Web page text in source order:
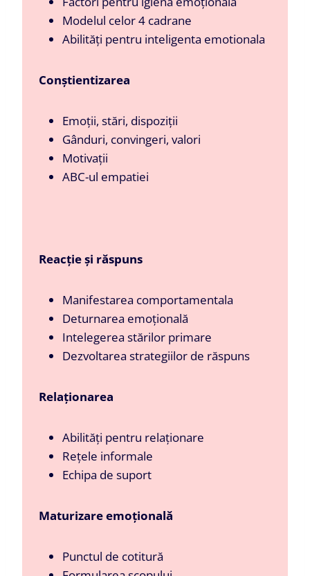
Modelul celor 4 cadrane
Abilități pentru inteligenta emotionala
Conștientizarea
Emoții, stări, dispoziții
Gânduri, convingeri, valori
Motivații
ABC-ul empatiei
Reacție și răspuns
Manifestarea comportamentala
Deturnarea emoțională
Intelegerea stărilor primare
Dezvoltarea strategiilor de răspuns
Relaționarea
Abilități pentru relaționare
Rețele informale
Echipa de suport
Maturizare emoțională
Punctul de cotitură